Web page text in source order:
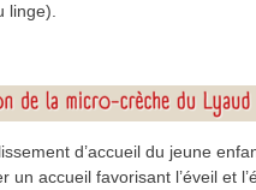
linge).
d’accueil du jeune
un accueil favorisant l’éveil et